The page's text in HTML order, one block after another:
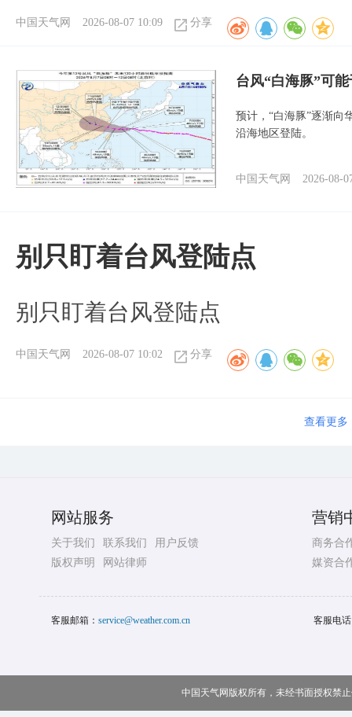
中国天气网 2026-08-07 10:09 分享
台风“白海豚”可
预计，“白海豚”逐渐向
沿海地区登陆。
中国天气网 2026-08-
别只盯着台风登陆点
别只盯着台风登陆点
中国天气网 2026-08-07 10:02 分享
查看更多
网站服务
关于我们 联系我们
用户反馈
版权声明
网站律师
营销
商务合
媒资合
客服邮箱： service@weather.com.cn 客服电
中国天气网版权所有，未经书面授权